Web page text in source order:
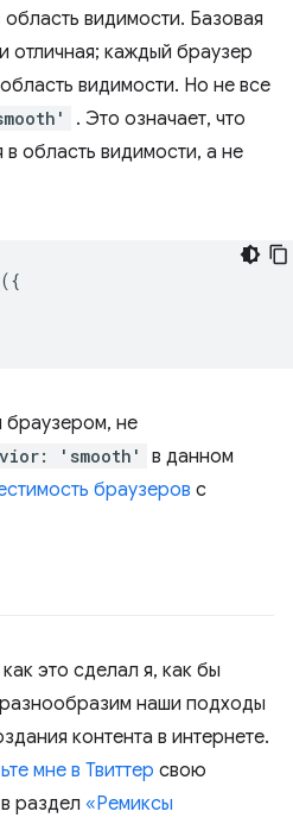
видимости. Базовая
отличная; каждый браузер
видимости. Но не все
. Это означает, что
область видимости, а не
({
браузером, не
'smooth'
в данном
браузеров с
это сделал я, как бы
наши подходы
контента в интернете.
мне в Твиттер свою
раздел «Ремиксы